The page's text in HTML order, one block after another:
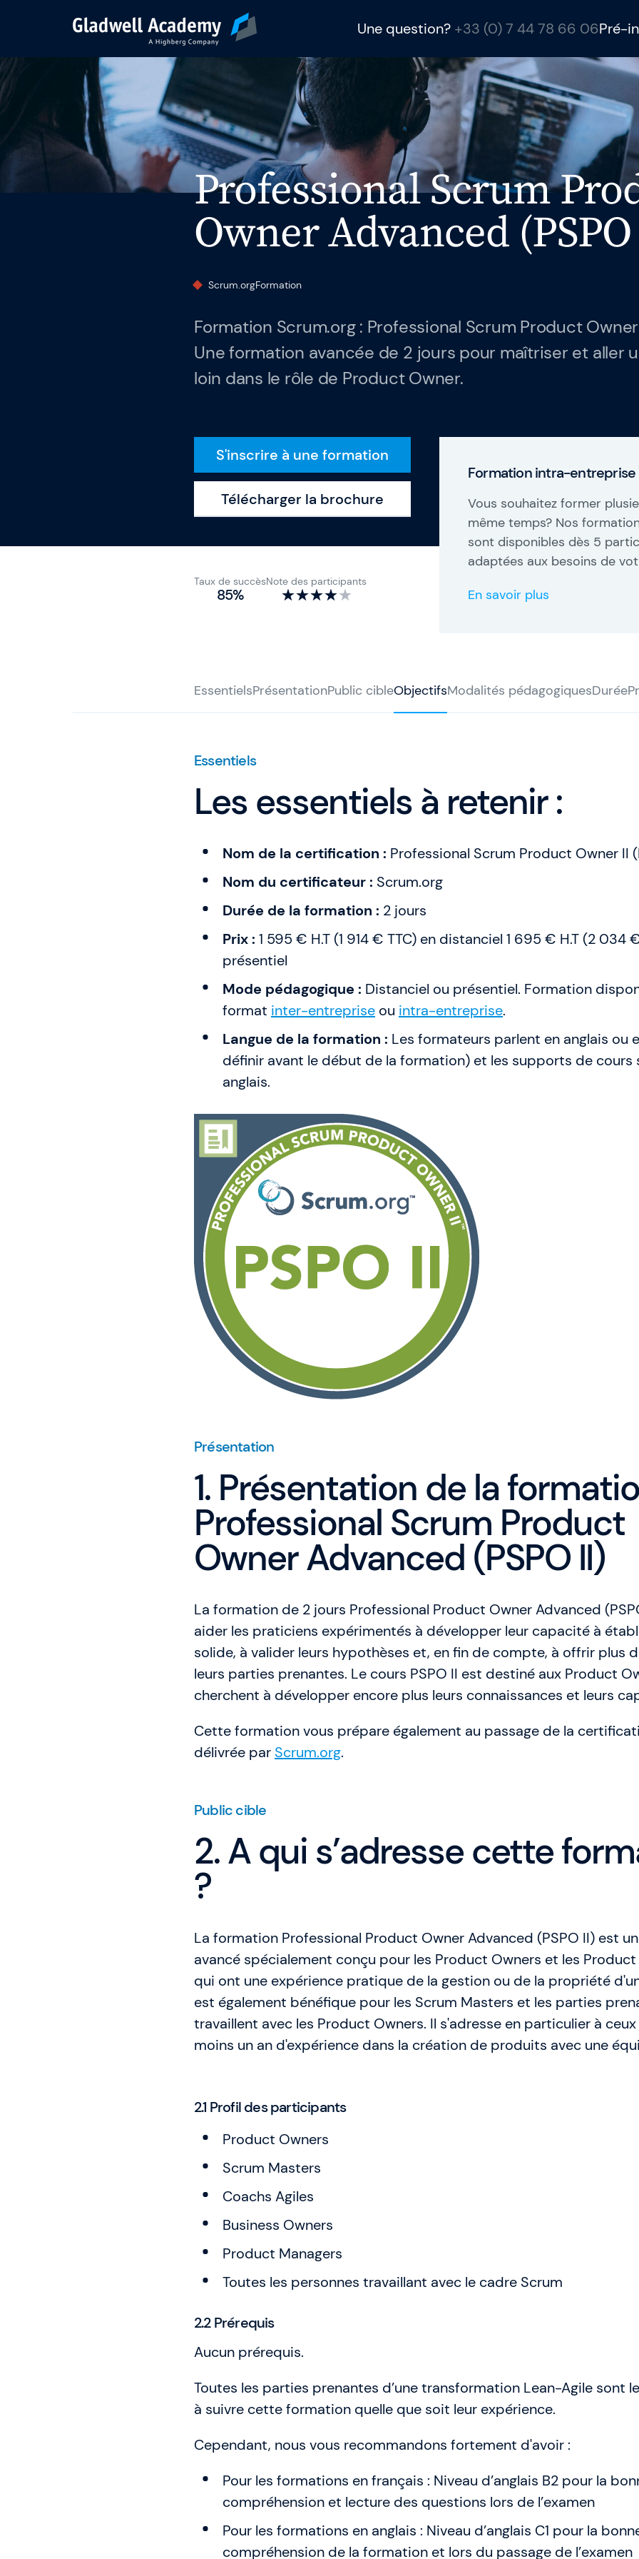
Une question? +33 (0) 7 44 78 66 06Pré-
Pré-inscription
Nos Formations
Calendrier
Formations Intra-Entreprise
Formateurs
Articles & Ressources
Qui sommes-nous ?
Notre équipe
Gladwell
Gladwell
ambitieux grâce à
SAFe et
conseil et des
équipes à être
SAFe 6.0
Professional Scrum
Owner Advanced
Scrum.orgFormation
Formation Scrum.org : Professional Scrum Product
Une formation avancée de 2 jours pour maîtriser et aller
loin dans le rôle de Product Owner.
S'inscrire à une formation
Télécharger la brochure
Taux de succès
85%
Note des participants
Formation intra-entreprise
Vous souhaitez former
même temps? Nos
sont disponibles dès 5
adaptées aux besoins de
En savoir plus
EssentielsPrésentationPublic cibleObjectifsModalités pédagogiquesDurée
Essentiels
Les essentiels à retenir :
Nom de la certification : Professional Scrum Product Owner II
Nom du certificateur : Scrum.org
Durée de la formation : 2 jours
Prix : 1 595 € H.T (1 914 € TTC) en distanciel 1 695 € H.T (2 034
présentiel
Mode pédagogique : Distanciel ou présentiel. Formation
format inter-entreprise ou intra-entreprise.
Langue de la formation : Les formateurs parlent en anglais ou
définir avant le début de la formation) et les supports de cours
anglais.
Présentation
1. Présentation de la
Professional Scrum Product
Owner Advanced (PSPO II)
La formation de 2 jours Professional Product Owner Advanced
aider les praticiens expérimentés à développer leur capacité à
solide, à valider leurs hypothèses et, en fin de compte, à offrir plus
leurs parties prenantes. Le cours PSPO II est destiné aux Product
cherchent à développer encore plus leurs connaissances et leurs
Cette formation vous prépare également au passage de la
délivrée par Scrum.org.
Public cible
2. A qui s’adresse cette
?
La formation Professional Product Owner Advanced (PSPO II) est
avancé spécialement conçu pour les Product Owners et les Product
qui ont une expérience pratique de la gestion ou de la propriété
est également bénéfique pour les Scrum Masters et les parties
travaillent avec les Product Owners. Il s'adresse en particulier à
moins un an d'expérience dans la création de produits avec une
2.1 Profil des participants
Product Owners
Scrum Masters
Coachs Agiles
Business Owners
Product Managers
Toutes les personnes travaillant avec le cadre Scrum
2.2 Prérequis
Aucun prérequis.
Toutes les parties prenantes d’une transformation Lean-Agile sont
à suivre cette formation quelle que soit leur expérience.
Cependant, nous vous recommandons fortement d'avoir :
Pour les formations en français : Niveau d’anglais B2 pour la
compréhension et lecture des questions lors de l’examen
Pour les formations en anglais : Niveau d’anglais C1 pour la
compréhension de la formation et lors du passage de l’examen